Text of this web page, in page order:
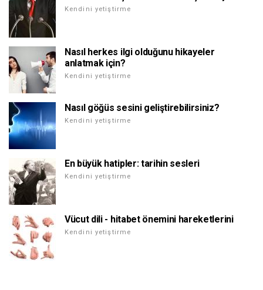
Kendini yetiştirme
Nasıl herkes ilgi olduğunu hikayeler
anlatmak için?
Kendini yetiştirme
Nasıl göğüs sesini geliştirebilirsiniz?
Kendini yetiştirme
En büyük hatipler: tarihin sesleri
Kendini yetiştirme
Vücut dili - hitabet önemini hareketlerini
Kendini yetiştirme